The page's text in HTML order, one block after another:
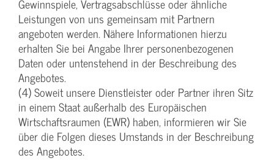
Gewinnspiele, Vertragsabschlüsse oder ähnliche
Leistungen von uns gemeinsam mit Partnern
angeboten werden. Nähere Informationen hierzu
erhalten Sie bei Angabe Ihrer personenbezogenen
Daten oder untenstehend in der Beschreibung des
Angebotes.
(4) Soweit unsere Dienstleister oder Partner ihren Sitz
in einem Staat außerhalb des Europäischen
Wirtschaftsraumen (EWR) haben, informieren wir Sie
über die Folgen dieses Umstands in der Beschreibung
des Angebotes.